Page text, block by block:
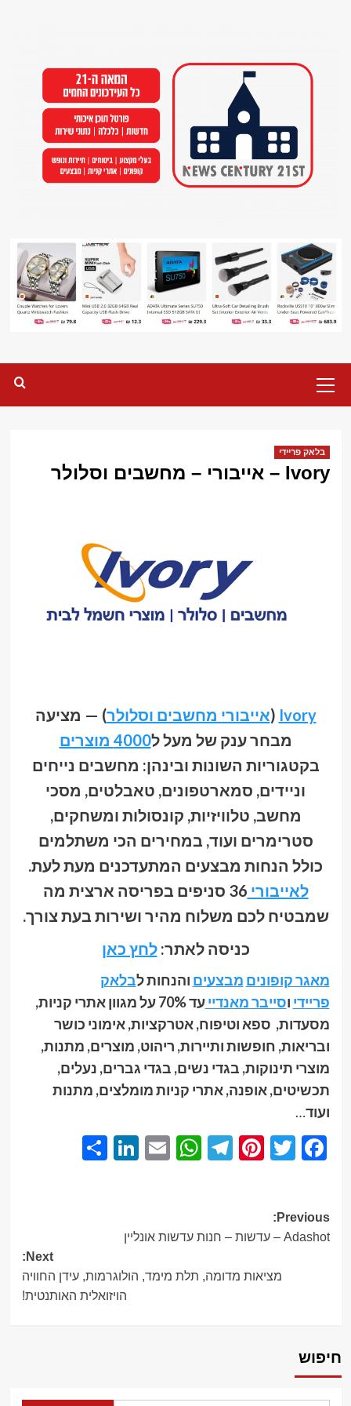
Menu
בלאק פריידי
Ivory – אייבורי – מחשבים וסלולר
Ivory
(אייבורי מחשבים וסלולר) — מציעה
מבחר ענק של מעל ל4000 מוצרים
בקטגוריות השונות ובינהן: מחשבים נייחים
וניידים, סמארטפונים, טאבלטים, מסכי
מחשב, טלוויזיות, קונסולות ומשחקים,
סטרימרים ועוד, במחירים הכי משתלמים
כולל הנחות מבצעים המתעדכנים מעת לעת.
לאייבורי
36 סניפים בפריסה ארצית מה
שמבטיח לכם משלוח מהיר ושירות בעת צורך.
כניסה לאתר:לחץ כאן
מאגר קופונים מבצעים והנחות לבלאק
פריידי וסייבר מאנדיי
עד 70% על מגוון אתרי קניות,
מסעדות, ספא וטיפוח, אטרקציות, אימוני כושר
ובריאות, חופשות ותיירות, ריהוט, מוצרים, מתנות,
מוצרי תינוקות, בגדי נשים, בגדי גברים, נעלים,
תכשיטים, אופנה, אתרי קניות מומלצים, מתנות
ועוד…
Facebook
Twitter
Pinterest
Telegram
WhatsApp
Email
LinkedIn
Post
navigation
Previous:
Adashot – עדשות – חנות עדשות אונליין
Next:
מציאות מדומה, תלת מימד, הולוגרמות, עידן החוויה
הויזואלית האותנטית!
חיפוש